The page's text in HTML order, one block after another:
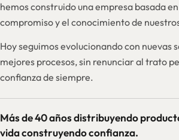
hemos construido una empresa basada
compromiso y el conocimiento de
Hoy seguimos evolucionando con nuevas
mejores procesos, sin renunciar al trato
confianza de siempre.
Más de 40 años distribuyendo
vida construyendo confianza.